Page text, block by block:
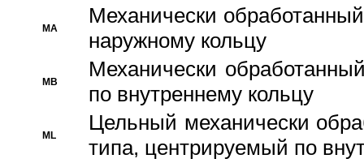
MA
Механически
наружному кольцу
MB
Механически
по внутреннему кольцу
ML
Цельный механически
типа, центрируемый по